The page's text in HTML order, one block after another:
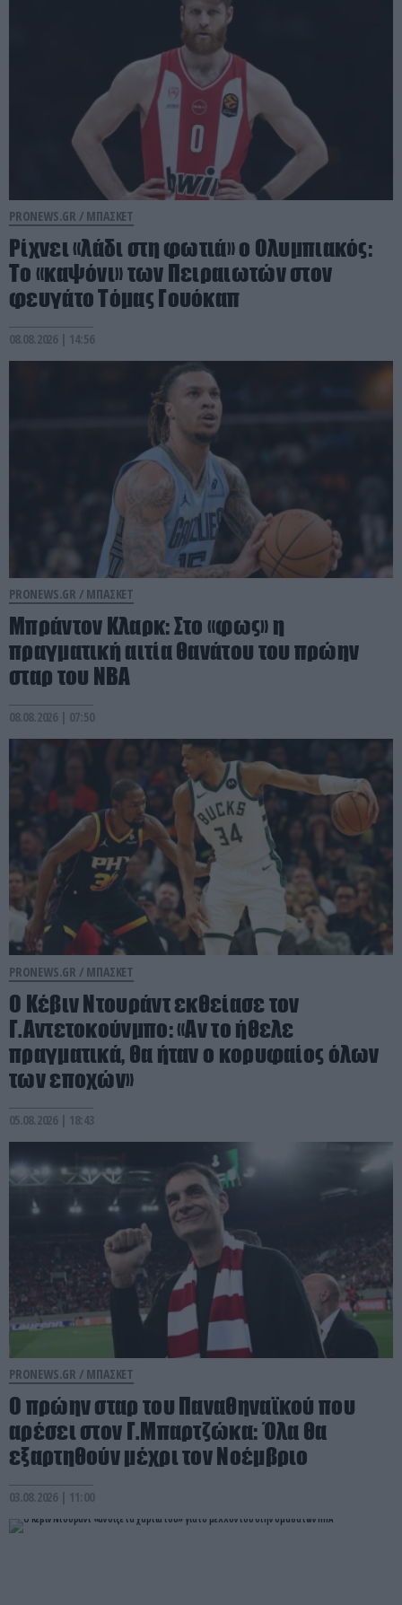
PRONEWS.GR / ΜΠΑΣΚΕΤ
Ρίχνει «λάδι στη φωτιά» ο Ολυμπιακός:
Το «καψόνι» των Πειραιωτών στον
φευγάτο Τόμας Γουόκαπ
08.08.2026 | 14:56
PRONEWS.GR / ΜΠΑΣΚΕΤ
Μπράντον Κλαρκ: Στο «φως» η
πραγματική αιτία θανάτου του πρώην
σταρ του ΝΒΑ
08.08.2026 | 07:50
PRONEWS.GR / ΜΠΑΣΚΕΤ
Ο Κέβιν Ντουράντ εκθείασε τον
Γ.Αντετοκούνμπο: «Αν το ήθελε
πραγματικά, θα ήταν ο κορυφαίος όλων
των εποχών»
05.08.2026 | 18:43
PRONEWS.GR / ΜΠΑΣΚΕΤ
Ο πρώην σταρ του Παναθηναϊκού που
αρέσει στον Γ.Μπαρτζώκα: Όλα θα
εξαρτηθούν μέχρι τον Νοέμβριο
03.08.2026 | 11:00